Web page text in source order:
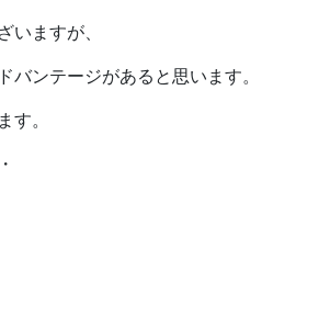
ますが、
ンテージがあると思います。
。